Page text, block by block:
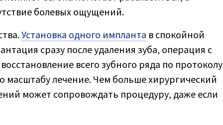
болевых ощущений.
Установка одного импланта в спокойной
сразу после удаления зуба, операция с
всего зубного ряда по протоколу
масштабу лечение. Чем больше хирургический
может сопровождать процедуру, даже если